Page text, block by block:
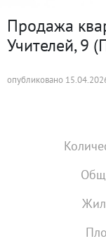
Продажа
Учителей, 9
опубликовано